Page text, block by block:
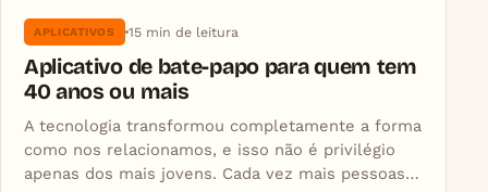
APLICATIVOS 15 min de leitura
Aplicativo de bate-papo para quem tem
40 anos ou mais
A tecnologia transformou completamente a forma
como nos relacionamos, e isso não é privilégio
apenas dos mais jovens. Cada vez mais pessoas…